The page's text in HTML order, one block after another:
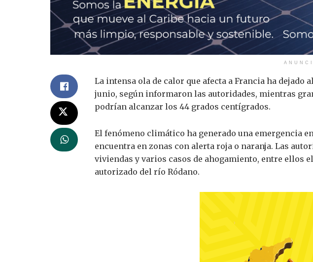
La intensa ola de calor que afecta a Francia ha dejado
junio, según informaron las autoridades, mientras
podrían alcanzar los 44 grados centígrados.
El fenómeno climático ha generado una emergencia
encuentra en zonas con alerta roja o naranja. Las
viviendas y varios casos de ahogamiento, entre ellos
autorizado del río Ródano.